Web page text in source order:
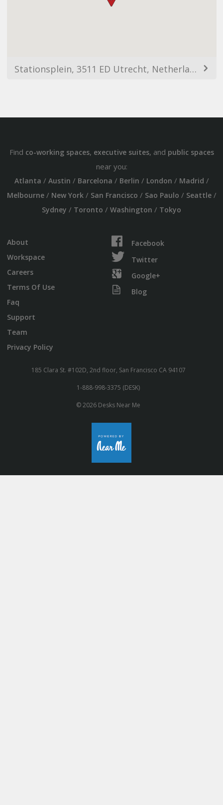
Stationsplein, 3511 ED Utrecht, Netherlands
Find co-working spaces, executive suites, and public spaces
near you:
Atlanta / Austin / Barcelona / Berlin / London / Madrid /
Melbourne/ New York/ San Francisco / Sao Paulo / Seattle/
Sydney / Toronto / Washington / Tokyo
About
Workspace
Careers
Terms Of Use
Faq
Support
Team
Privacy Policy
Facebook
Twitter
Google+
Blog
185 Clara St. #102D, 2nd floor, San Francisco CA 94107
1-888-998-3375 (DESK)
© 2026 Desks Near Me